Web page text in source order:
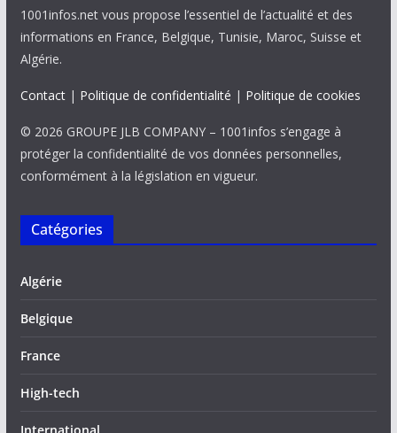
1001infos.net vous propose l’essentiel de l’actualité et des
informations en France, Belgique, Tunisie, Maroc, Suisse et
Algérie.
Contact| Politique de confidentialité | Politique de cookies
© 2026 GROUPE JLB COMPANY – 1001infos s’engage à
protéger la confidentialité de vos données personnelles,
conformément à la législation en vigueur.
Catégories
Algérie
Belgique
France
High-tech